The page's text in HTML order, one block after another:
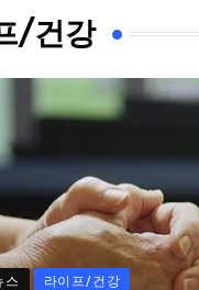
/건강
스 라이프/건강